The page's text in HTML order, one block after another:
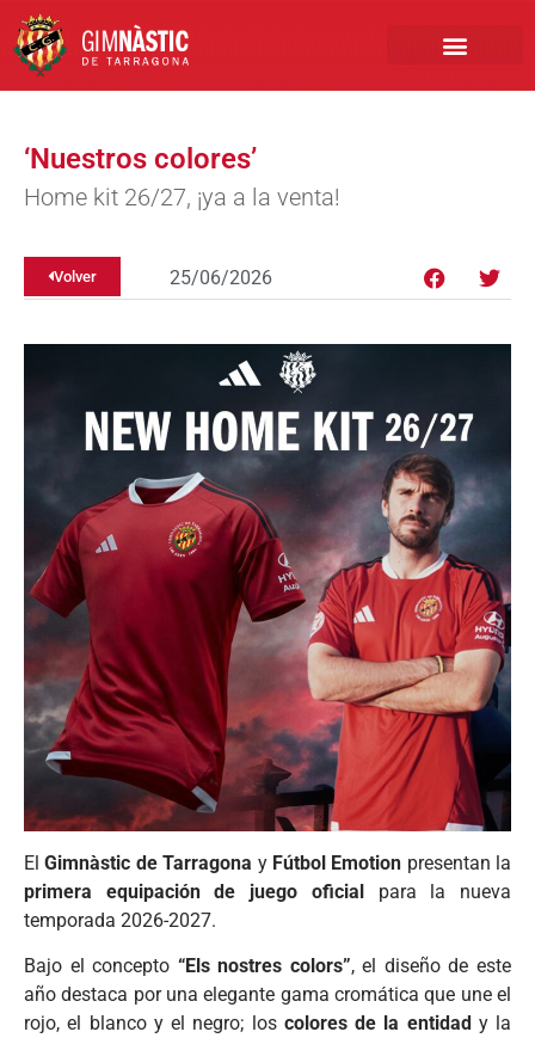
‘Nuestros colores’
Home kit 26/27, ¡ya a la venta!
Volver 25/06/2026
ElGimnàstic de Tarragona y Fútbol Emotion presentan la
primera equipación de juego oficialpara la nueva
temporada 2026-2027.
Bajo el concepto “Els nostres colors”, el diseño de este
año destaca por una elegante gama cromática que une el
rojo, el blanco y el negro; los colores de la entidady la